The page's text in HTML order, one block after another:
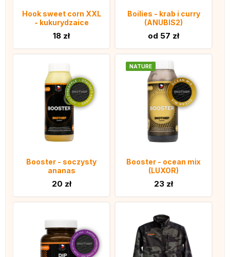
Hook sweet corn XXL
- kukurydzaice
18 zł
Boilies - krab i curry
(ANUBIS2)
od 57 zł
Booster - soczysty
ananas
20 zł
NATURE
Booster - ocean mix
(LUXOR)
23 zł